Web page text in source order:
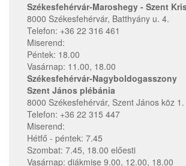
Székesfehérvár-Maroshegy - Szent
8000 Székesfehérvár, Batthyány u. 4.
Telefon: +36 22 316 461
Miserend:
Péntek: 18.00
Vasárnap: 11.00, 18.00
Székesfehérvár-
Szent János plébánia
8000 Székesfehérvár, Szent János köz 1.
Telefon: +36 22 315 447
Miserend:
Hétfő - péntek: 7.45
Szombat: 7.45, 18.00 előesti
Vasárnap: diákmise 9.00, 12.00, 18.00